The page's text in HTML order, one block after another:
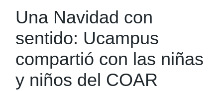
Una Navidad con
sentido: Ucampus
compartió con las niñas
y niños del COAR